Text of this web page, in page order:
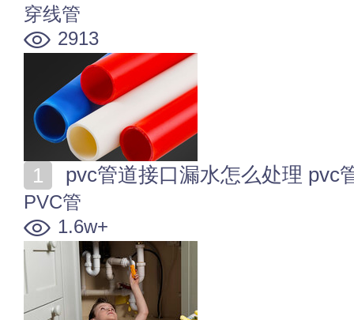
穿线管
2913
pvc管道接口漏水怎么处理 pvc
PVC管
1.6w+